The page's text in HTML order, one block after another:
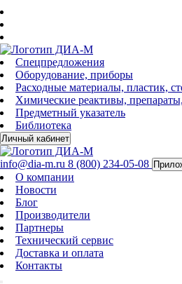
Спецпредложения
Оборудование, приборы
Расходные материалы, пластик,
Химические реактивы,
Предметный указатель
Библиотека
Личный кабинет
info@dia-m.ru 8 (800) 234-05-08
О компании
Новости
Блог
Производители
Партнеры
Технический сервис
Доставка и оплата
Контакты